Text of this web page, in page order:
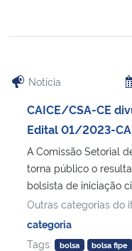
Notícia
CAICE/CSA-CE
Edital 01/2023-
A Comissão Setorial
torna público o
bolsista de iniciação
Outras categorias do
categoria
Tags:
bolsa bolsa fipe